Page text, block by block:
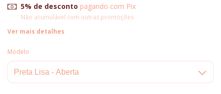
5% de desconto pagando com Pix
Não acumulável com outras promoções
Ver mais detalhes
Modelo